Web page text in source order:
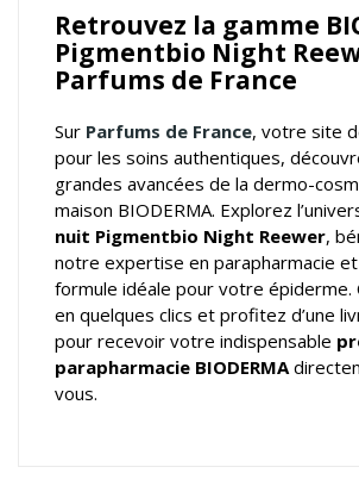
Retrouvez la gamme
Pigmentbio Night
Parfums de France
Sur Parfums de France, votre site
pour les soins authentiques,
grandes avancées de la dermo-
maison BIODERMA. Explorez
nuit Pigmentbio Night Reewer,
notre expertise en parapharmacie
formule idéale pour votre épiderme.
en quelques clics et profitez d’une
pour recevoir votre indispensable
parapharmacie BIODERMA
vous.